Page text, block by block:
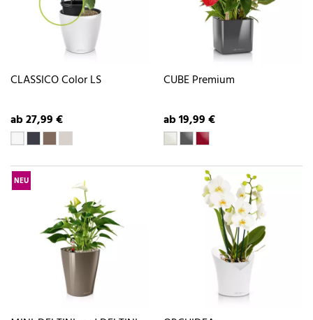
CLASSICO Color LS
ab 27,99 €
CUBE Premium
ab 19,99 €
NEU